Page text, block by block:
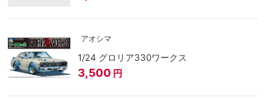
アオシマ
1/24 グロリア330ワークス
3,500 円